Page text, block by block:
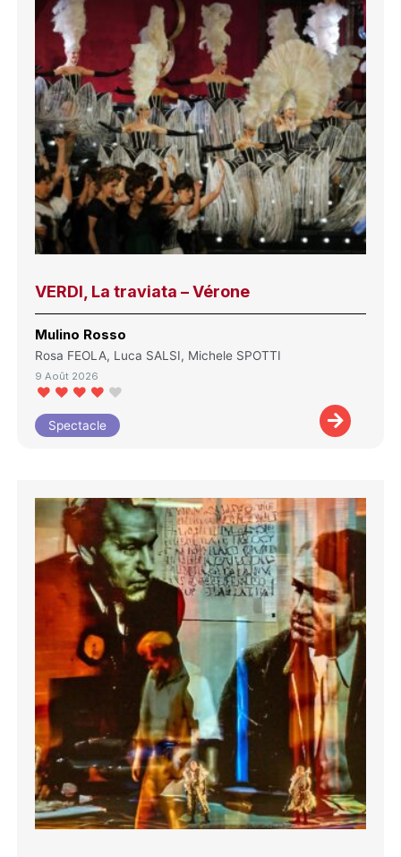
VERDI, La traviata – Vérone
Mulino Rosso
Rosa FEOLA, Luca SALSI, Michele SPOTTI
9 Août 2026
Spectacle